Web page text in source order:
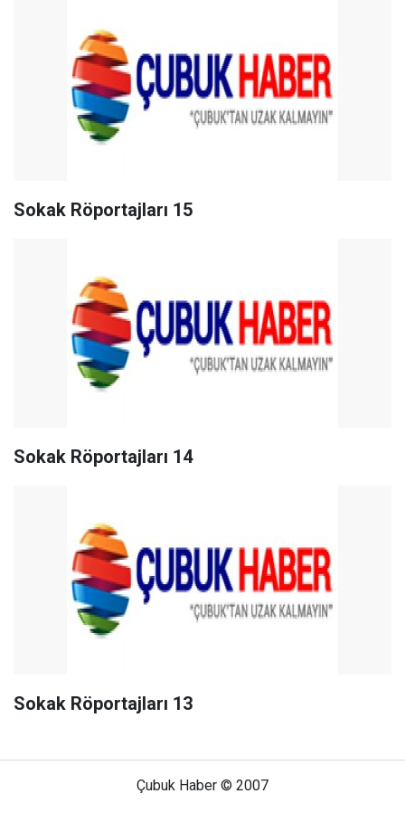
Sokak Röportajları 15
Sokak Röportajları 14
Sokak Röportajları 13
Çubuk Haber © 2007